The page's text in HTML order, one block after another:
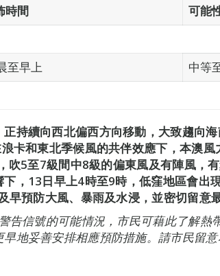
時間
可能
至早上
中等
持續向西北偏西方向移動，大致趨向
卡和東北季候風的共伴效應下，本澳風
吹5至7級間中8級的偏東風及有陣風，
，13日早上4時至9時，低窪地區會出
預防大風、暴雨及水浸，並密切留意
告信號的可能情況，市民可藉此了解熱
地妥善安排相應預防措施。請市民留